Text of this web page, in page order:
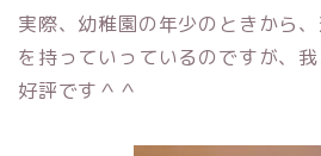
実際、幼稚園の年少のときから
を持っていっているのですが、
好評です＾＾